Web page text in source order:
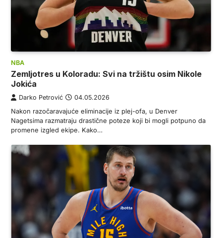
NBA
Zemljotres u Koloradu: Svi na tržištu osim Nikole
Jokića
Darko Petrović 04.05.2026
Nakon razočaravajuće eliminacije iz plej-ofa, u Denver
Nagetsima razmatraju drastične poteze koji bi mogli potpuno da
promene izgled ekipe. Kako…